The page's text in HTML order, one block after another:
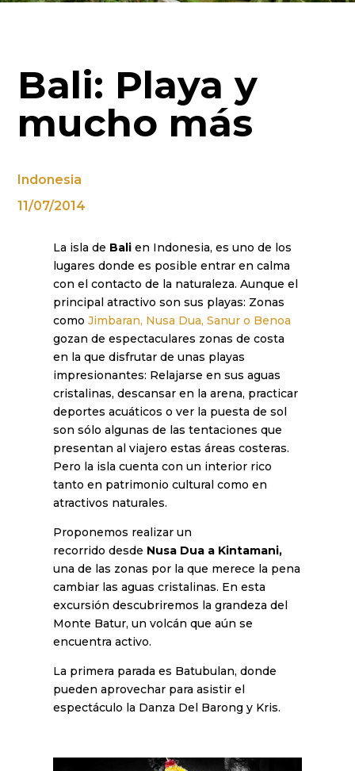
Bali: Playa y
mucho más
Indonesia
11/07/2014
La isla de Bali en Indonesia, es uno de los
lugares donde es posible entrar en calma
con el contacto de la naturaleza. Aunque el
principal atractivo son sus playas: Zonas
como Jimbaran, Nusa Dua, Sanur o Benoa
gozan de espectaculares zonas de costa
en la que disfrutar de unas playas
impresionantes: Relajarse en sus aguas
cristalinas, descansar en la arena, practicar
deportes acuáticos o ver la puesta de sol
son sólo algunas de las tentaciones que
presentan al viajero estas áreas costeras.
Pero la isla cuenta con un interior rico
tanto en patrimonio cultural como en
atractivos naturales.
Proponemos realizar un
recorrido desde Nusa Dua a Kintamani,
una de las zonas por la que merece la pena
cambiar las aguas cristalinas. En esta
excursión descubriremos la grandeza del
Monte Batur, un volcán que aún se
encuentra activo.
La primera parada es Batubulan, donde
pueden aprovechar para asistir el
espectáculo la Danza Del Barong y Kris.